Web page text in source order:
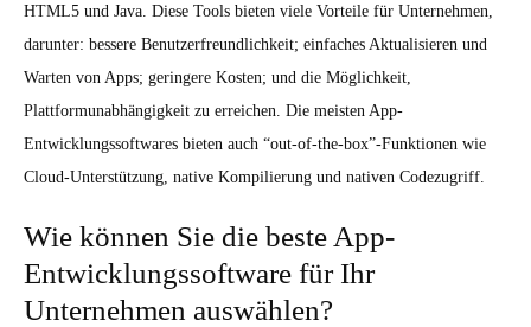
HTML5 und Java. Diese Tools bieten viele Vorteile für Unternehmen,
darunter: bessere Benutzerfreundlichkeit; einfaches Aktualisieren und
Warten von Apps; geringere Kosten; und die Möglichkeit,
Plattformunabhängigkeit zu erreichen. Die meisten App-
Entwicklungssoftwares bieten auch “out-of-the-box”-Funktionen wie
Cloud-Unterstützung, native Kompilierung und nativen Codezugriff.
Wie können Sie die beste App-
Entwicklungssoftware für Ihr
Unternehmen auswählen?